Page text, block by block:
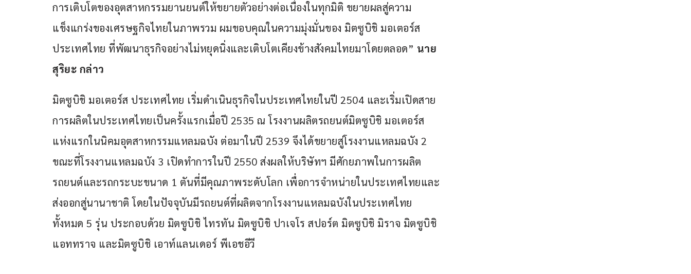
การเติบโตของอุตสาหกรรมยานยนต์ให้ขยายตัวอย่างต่อเนื่องในทุกมิติ ขยายผลสู่ความ
แข็งแกร่งของเศรษฐกิจไทยในภาพรวม ผมขอบคุณในความมุ่งมั่นของ มิตซูบิชิ มอเตอร์ส
ประเทศไทย ที่พัฒนาธุรกิจอย่างไม่หยุดนิ่งและเติบโตเคียงข้างสังคมไทยมาโดยตลอด” นาย
สุริยะ กล่าว
มิตซูบิชิ มอเตอร์ส ประเทศไทย เริ่มดำเนินธุรกิจในประเทศไทยในปี 2504 และเริ่มเปิดสาย
การผลิตในประเทศไทยเป็นครั้งแรกเมื่อปี 2535 ณ โรงงานผลิตรถยนต์มิตซูบิชิ มอเตอร์ส
แห่งแรกในนิคมอุตสาหกรรมแหลมฉบัง ต่อมาในปี 2539 จึงได้ขยายสู่โรงงานแหลมฉบัง 2
ขณะที่โรงงานแหลมฉบัง 3 เปิดทำการในปี 2550 ส่งผลให้บริษัทฯ มีศักยภาพในการผลิต
รถยนต์และรถกระบะขนาด 1 ตันที่มีคุณภาพระดับโลก เพื่อการจำหน่ายในประเทศไทยและ
ส่งออกสู่นานาชาติ โดยในปัจจุบันมีรถยนต์ที่ผลิตจากโรงงานแหลมฉบังในประเทศไทย
ทั้งหมด 5 รุ่น ประกอบด้วย มิตซูบิชิ ไทรทัน มิตซูบิชิ ปาเจโร สปอร์ต มิตซูบิชิ มิราจ มิตซูบิชิ
แอททราจ และมิตซูบิชิ เอาท์แลนเดอร์ พีเอชอีวี